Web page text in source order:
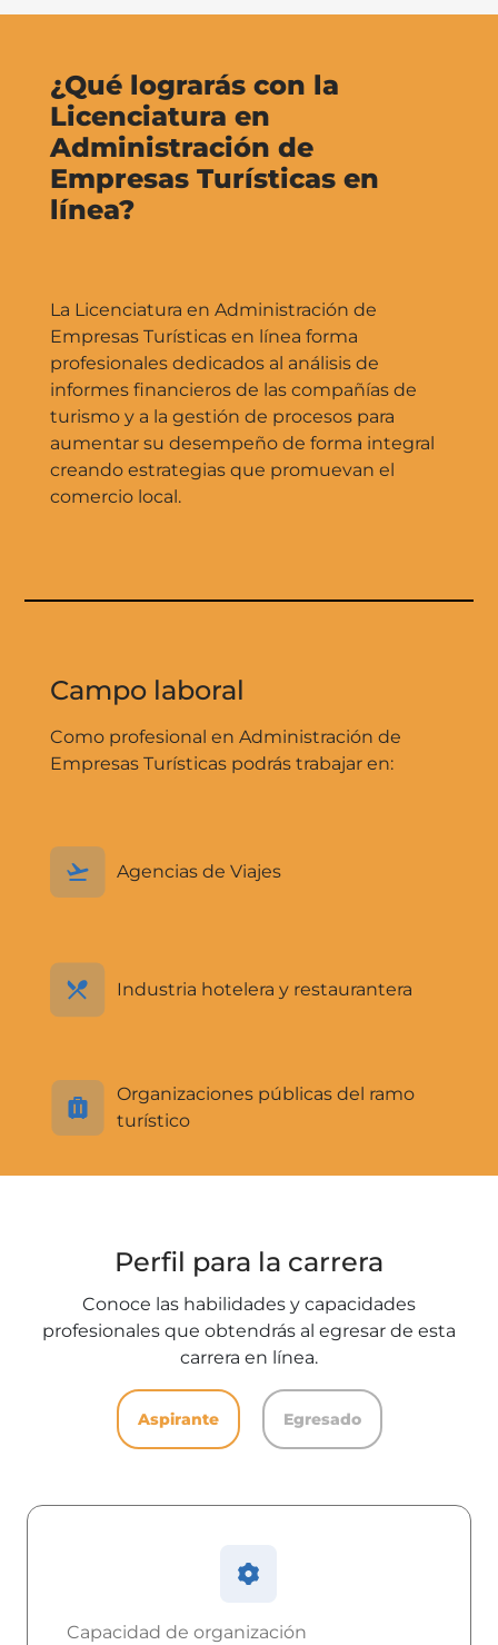
¿Qué lograrás con la
Licenciatura en
Administración de
Empresas Turísticas en
línea?
La Licenciatura en Administración de
Empresas Turísticas en línea forma
profesionales dedicados al análisis de
informes financieros de las compañías de
turismo y a la gestión de procesos para
aumentar su desempeño de forma integral
creando estrategias que promuevan el
comercio local.
Campo laboral
Como profesional en Administración de
Empresas Turísticas podrás trabajar en:
Agencias de Viajes
Industria hotelera y restaurantera
Organizaciones públicas del ramo
turístico
Perfil para la carrera
Conoce las habilidades y capacidades
profesionales que obtendrás al egresar de esta
carrera en línea.
Aspirante Egresado
Capacidad de organización